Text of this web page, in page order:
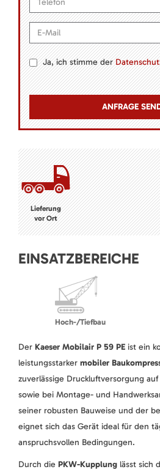
Ja, ich stimme der
Lieferung
vor Ort
EINSATZBEREICHE
Hoch-/Tiefbau
Der Kaeser Mobilair P 59 PE ist ein
leistungsstarker mobiler
zuverlässige Druckluftversorgung
sowie bei Montage- und
seiner robusten Bauweise und der
eignet sich das Gerät ideal für den
anspruchsvollen Bedingungen.
Durch die PKW-Kupplung lässt sich